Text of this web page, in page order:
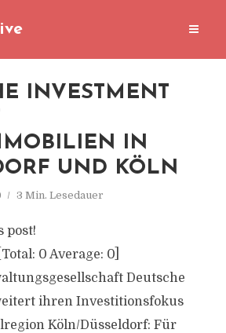
INVESTMENT
IN
UND KÖLN
3 Min. Lesedauer
post!
[Total: 0 Average: 0]
Deutsche
ihren Investitionsfokus
Köln/Düsseldorf: Für